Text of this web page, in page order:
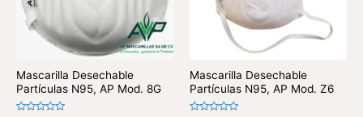
Mascarilla Desechable
Partículas N95, AP Mod. 8G
Mascarilla Desechable
Partículas N95, AP Mod. Z6